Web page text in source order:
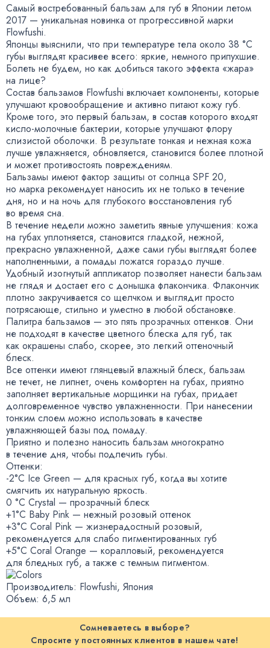
Самый востребованный бальзам для губ в Японии летом
2017 — уникальная новинка от прогрессивной марки
Flowfushi.
Японцы выяснили, что при температуре тела около 38 °C
губы выглядят красивее всего: яркие, немного припухшие.
Болеть не будем, но как добиться такого эффекта «жара»
на лице?
Состав бальзамов Flowfushi включает компоненты, которые
улучшают кровообращение и активно питают кожу губ.
Кроме того, это первый бальзам, в состав которого входят
кисло-молочные бактерии, которые улучшают флору
слизистой оболочки. В результате тонкая и нежная кожа
лучше увлажняется, обновляется, становится более плотной
и может противостоять повреждениям.
Бальзамы имеют фактор защиты от солнца SPF 20,
но марка рекомендует наносить их не только в течение
дня, но и на ночь для глубокого восстановления губ
во время сна.
В течение недели можно заметить явные улучшения: кожа
на губах уплотняется, становится гладкой, нежной,
прекрасно увлажненной, даже сами губы выглядят более
наполненными, а помады ложатся гораздо лучше.
Удобный изогнутый аппликатор позволяет нанести бальзам
не глядя и достает его с донышка флакончика. Флакончик
плотно закручивается со щелчком и выглядит просто
потрясающе, стильно и уместно в любой обстановке.
Палитра бальзамов — это пять прозрачных оттенков. Они
не подходят в качестве цветного блеска для губ, так
как окрашены слабо, скорее, это легкий оттеночный
блеск.
Все оттенки имеют глянцевый влажный блеск, бальзам
не течет, не липнет, очень комфортен на губах, приятно
заполняет вертикальные морщинки на губах, придает
долговременное чувство увлажненности. При нанесении
тонким слоем можно использовать в качестве
увлажняющей базы под помаду.
Приятно и полезно наносить бальзам многократно
в течение дня, чтобы подлечить губы.
Оттенки:
-2°C Ice Green — для красных губ, когда вы хотите
смягчить их натуральную яркость.
0 °C Crystal — прозрачный блеск
+1°С Baby Pink — нежный розовый оттенок
+3°С Coral Pink — жизнерадостный розовый,
рекомендуется для слабо пигментированных губ
+5°С Coral Orange — коралловый, рекомендуется
для бледных губ, а также с темным пигментом.
Производитель: Flowfushi, Япония
Объем: 6,5 мл
Сомневаетесь в выборе?
Спросите у постоянных клиентов в нашем чате!